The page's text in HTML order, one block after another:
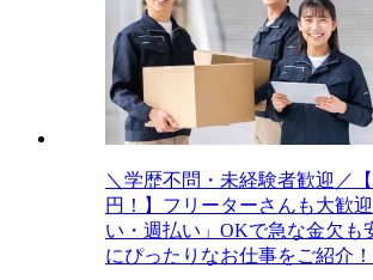
＼学歴不問・未経験者歓迎／
円！】フリーターさんも大歓
い・週払い」OKで急な金欠も
にぴったりなお仕事をご紹介！